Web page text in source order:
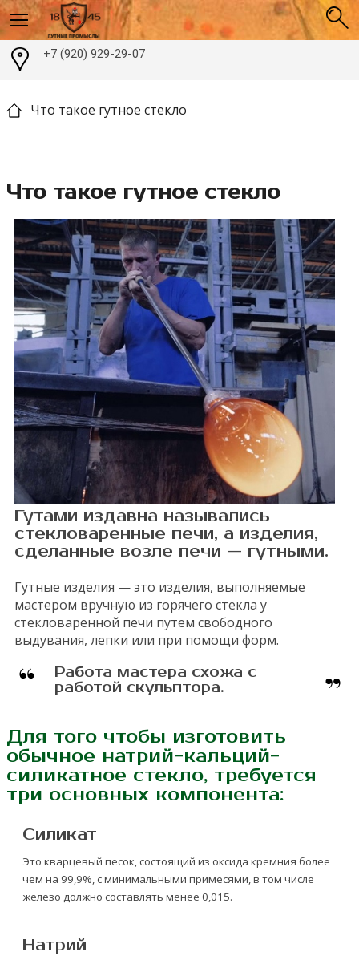
+7 (920) 929-29-07
Что такое гутное стекло
Что такое гутное стекло
Гутами издавна назывались
стекловаренные печи, а изделия,
сделанные возле печи — гутными.
Гутные изделия — это изделия, выполняемые
мастером вручную из горячего стекла у
стекловаренной печи путем свободного
выдувания, лепки или при помощи форм.
Работа мастера схожа с
работой скульптора.
Для того чтобы изготовить
обычное натрий-кальций-
силикатное стекло, требуется
три основных компонента:
Силикат
Это кварцевый песок, состоящий из оксида кремния более
чем на 99,9%, с минимальными примесями, в том числе
железо должно составлять менее 0,015.
Натрий